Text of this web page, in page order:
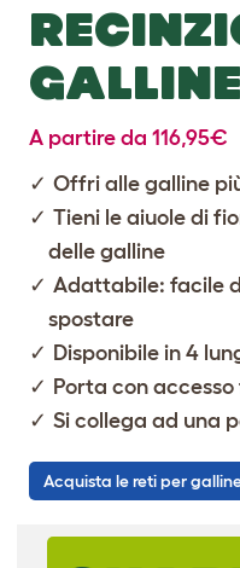
GALLINE
A partire da 116,95€
Offri alle galline
Tieni le aiuole di
delle galline
Adattabile: facile
spostare
Disponibile in 4
Porta con
Si collega ad una
Acquista le reti per